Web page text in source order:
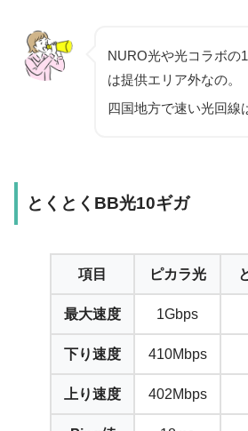
NURO光や光コラボの
は提供エリア外なの。
四国地方で速い光回線
とくとくBB光10ギガ
項目 ピカラ光
最大速度 1Gbps
下り速度 410Mbps
上り速度 402Mbps